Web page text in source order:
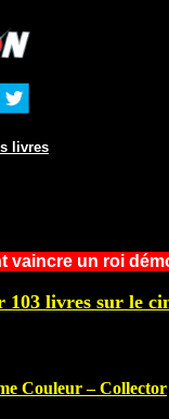
livres
vaincre un roi
103 livres sur le
Couleur – Collector